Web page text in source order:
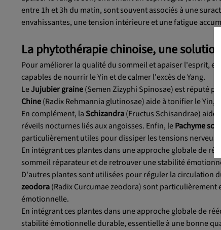
entre 1h et 3h du matin, sont souvent associés à une
envahissantes, une tension intérieure et une fatigue
La phytothérapie chinoise, une
Pour améliorer la qualité du sommeil et apaiser l'esprit,
capables de nourrir le Yin et de calmer l'excès de Yang.
LeJujubier graine(Semen Zizyphi Spinosae) est réputé
Chine(Radix Rehmannia glutinosae) aide à tonifier le Yin,
En complément, laSchizandra(Fructus Schisandrae)
réveils nocturnes liés aux angoisses. Enfin, lePachyme
particulièrement utiles pour dissiper les tensions
En intégrant ces plantes dans une approche globale de
sommeil réparateur et de retrouver une stabilité
D'autres plantes sont utilisées pour réguler la circulation
zeodora(Radix Curcumae zeodora) sont
émotionnelle.
En intégrant ces plantes dans une approche globale de
stabilité émotionnelle durable, essentielle à une bonne